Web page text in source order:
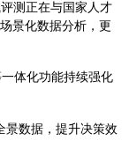
测正在与国家人才
景化数据分析，更
体化功能持续强化
景数据，提升决策效